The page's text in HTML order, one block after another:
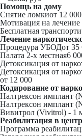
Помощь на дому
Снятие ломкиот 12 000
Мотивация на лечение
Бесплатная
Лечение
Процедура УБОДот 35
Палата 2-х местная6
Детоксикация от
Детоксикация от
от 12 000
Кодирование от
Налтрексон имплант
Налтрексон имплант
Вивитрол (Vivitrol) - 1
Реабилитация в
Программа